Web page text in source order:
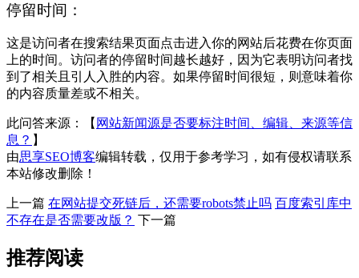
停留时间：
这是访问者在搜索结果页面点击进入你的网站后花费在你页面
上的时间。访问者的停留时间越长越好，因为它表明访问者找
到了相关且引人入胜的内容。如果停留时间很短，则意味着你
的内容质量差或不相关。
此问答来源：【 网站新闻源是否要标注时间、编辑、来源等信
息？ 】
由思享SEO博客编辑转载，仅用于参考学习，如有侵权请联系
本站修改删除！
上一篇 在网站提交死链后，还需要robots禁止吗 百度索引库中
不存在是否需要改版？ 下一篇
推荐阅读